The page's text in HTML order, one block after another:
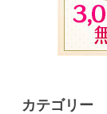
カテゴリー